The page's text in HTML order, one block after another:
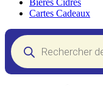
Bières Cidres
Cartes Cadeaux
Recherche
de
produits